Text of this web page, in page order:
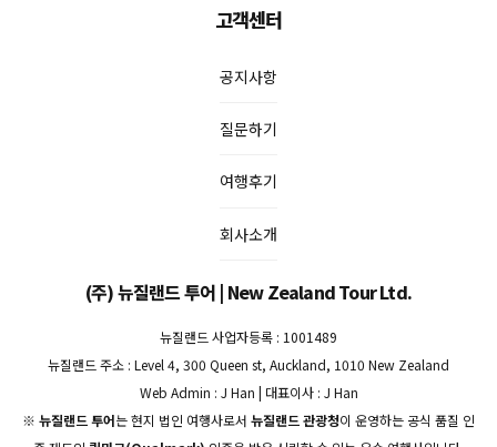
고객센터
공지사항
질문하기
여행후기
회사소개
(주) 뉴질랜드 투어 | New Zealand Tour Ltd.
뉴질랜드 사업자등록 : 1001489
뉴질랜드 주소 : Level 4, 300 Queen st, Auckland, 1010 New Zealand
Web Admin : J Han | 대표이사 : J Han
※ 뉴질랜드 투어는 현지 법인 여행사로서 뉴질랜드 관광청이 운영하는 공식 품질 인